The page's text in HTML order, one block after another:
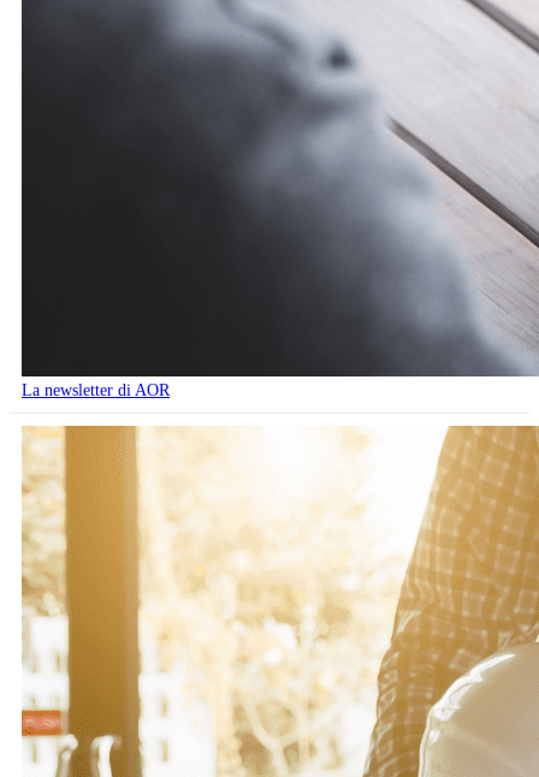
La newsletter di AOR